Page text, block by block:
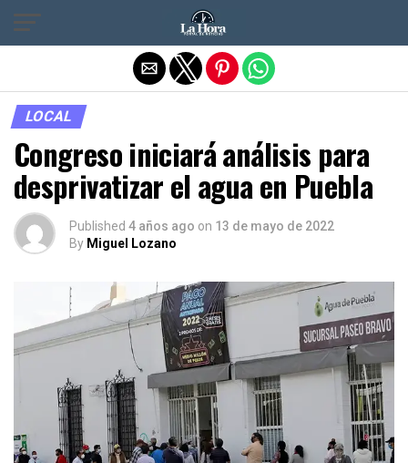
LOCAL
Congreso iniciará análisis para
desprivatizar el agua en Puebla
Published 4 años ago on 13 de mayo de 2022
By Miguel Lozano
Salir de la versión móvil